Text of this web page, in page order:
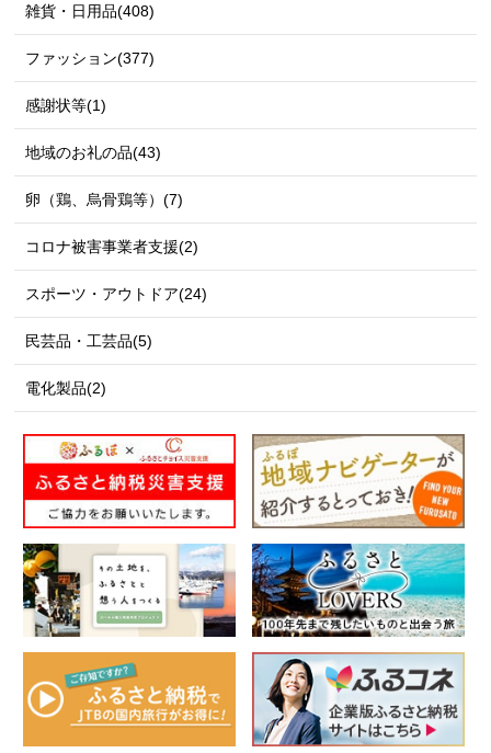
雑貨・日用品(408)
ファッション(377)
感謝状等(1)
地域のお礼の品(43)
卵（鶏、烏骨鶏等）(7)
コロナ被害事業者支援(2)
スポーツ・アウトドア(24)
民芸品・工芸品(5)
電化製品(2)